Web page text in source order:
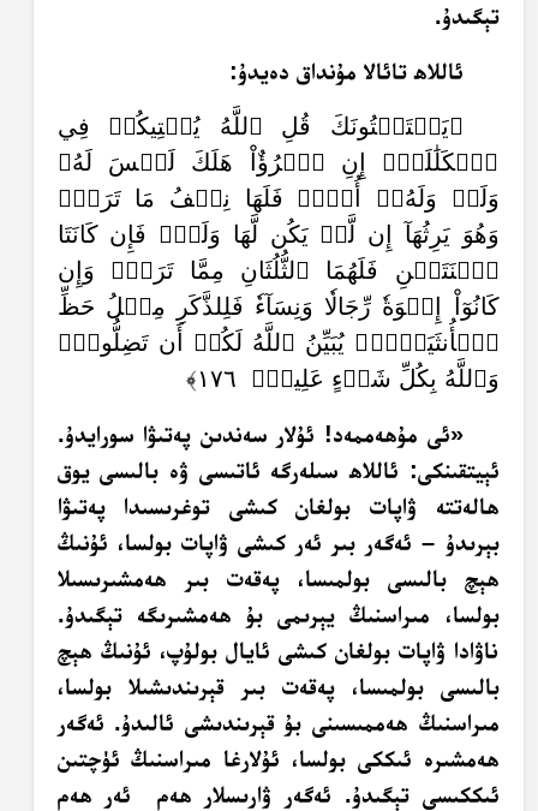
تېگىدۇ.
ئاللاھ تائالا مۇنداق دەيدۇ:
﴿يَسۡتَفۡتُونَكَ قُلِ ٱللَّهُ يُفۡتِيكُمۡ فِي
ٱلۡكَلَٰلَةِۚ إِنِ ٱمۡرُؤٌاْ هَلَكَ لَيۡسَ لَهُۥ
وَلَدٞ وَلَهُۥٓ أُخۡتٞ فَلَهَا نِصۡفُ مَا تَرَكَۚ
وَهُوَ يَرِثُهَآ إِن لَّمۡ يَكُن لَّهَا وَلَدٞۚ فَإِن كَانَتَا
ٱثۡنَتَيۡنِ فَلَهُمَا ٱلثُّلُثَانِ مِمَّا تَرَكَۚ وَإِن
كَانُوٓاْ إِخۡوَةٗ رِّجَالٗا وَنِسَآءٗ فَلِلذَّكَرِ مِثۡلُ حَظِّ
ٱلۡأُنثَيَيۡنِۗ يُبَيِّنُ ٱللَّهُ لَكُمۡ أَن تَضِلُّواْۗ
وَٱللَّهُ بِكُلِّ شَيۡءٍ عَلِيمُۢ ١٧٦﴾
«ئى مۇھەممەد! ئۇلار سەندىن پەتىۋا سورايدۇ.
ئېيتقىنكى: ئاللاھ سىلەرگە ئاتىسى ۋە بالىسى يوق
ھالەتتە ۋاپات بولغان كىشى توغرىسىدا پەتىۋا
بېرىدۇ – ئەگەر بىر ئەر كىشى ۋاپات بولسا، ئۇنىڭ
ھېچ بالىسى بولمىسا، پەقەت بىر ھەمشىرىسىلا
بولسا، مىراسنىڭ يېرىمى بۇ ھەمشىرىگە تېگىدۇ.
ناۋادا ۋاپات بولغان كىشى ئايال بولۇپ، ئۇنىڭ ھېچ
بالىسى بولمىسا، پەقەت بىر قېرىندىشىلا بولسا،
مىراسنىڭ ھەممىسىنى بۇ قېرىندىشى ئالىدۇ. ئەگەر
ھەمشىرە ئىككى بولسا، ئۇلارغا مىراسنىڭ ئۈچتىن
ئىككىسى تېگىدۇ. ئەگەر ۋارىسلار ھەم ئەر ھەم